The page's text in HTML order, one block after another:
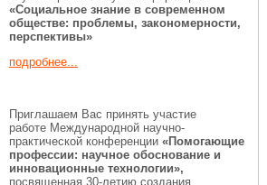
«Социальное знание в современном
обществе: проблемы, закономерности,
перспективы»
подробнее...
Приглашаем Вас принять участие
работе Международной научно-
практической конференции «Помогающие
профессии: научное обоснование и
инновационные технологии»,
посвященная 30-летию создания